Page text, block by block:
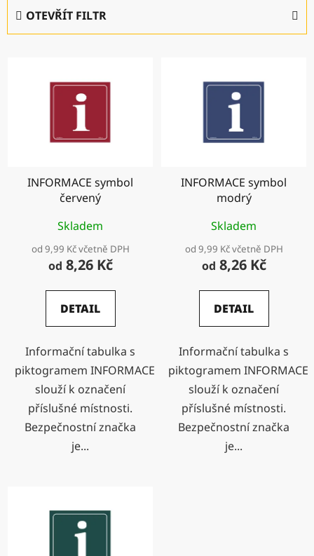
OTEVŘÍT FILTR
INFORMACE symbol
červený
Skladem
od 9,99 Kč včetně DPH
od 8,26 Kč
DETAIL
Informační tabulka s
piktogramem INFORMACE
slouží k označení
příslušné místnosti.
Bezpečnostní značka
je...
INFORMACE symbol
modrý
Skladem
od 9,99 Kč včetně DPH
od 8,26 Kč
DETAIL
Informační tabulka s
piktogramem INFORMACE
slouží k označení
příslušné místnosti.
Bezpečnostní značka
je...